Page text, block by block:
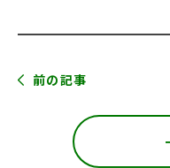
前の記事